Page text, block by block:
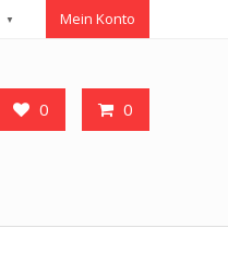
▼ Mein Konto
0 0